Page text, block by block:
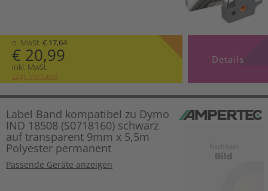
o. MwSt. € 17,64
€ 20,99
inkl. MwSt.
zzgl. Versand
Details
Label Band kompatibel zu Dymo
IND 18508 (S0718160) schwarz
auf transparent 9mm x 5,5m
Polyester permanent
Passende Geräte anzeigen